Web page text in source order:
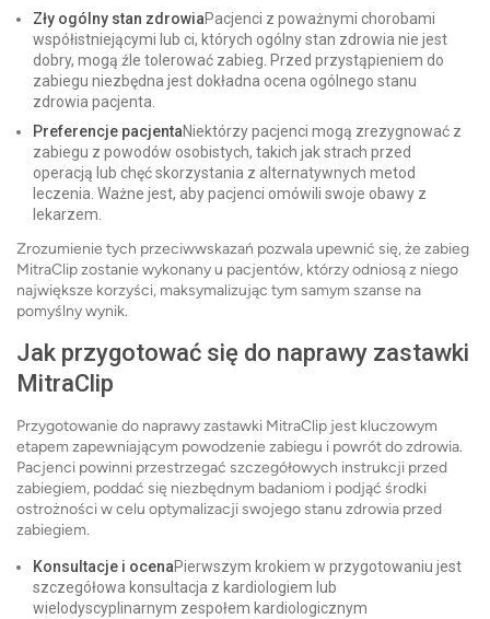
Zły ogólny stan zdrowiaPacjenci z poważnymi chorobami
współistniejącymi lub ci, których ogólny stan zdrowia nie jest
dobry, mogą źle tolerować zabieg. Przed przystąpieniem do
zabiegu niezbędna jest dokładna ocena ogólnego stanu
zdrowia pacjenta.
Preferencje pacjentaNiektórzy pacjenci mogą zrezygnować z
zabiegu z powodów osobistych, takich jak strach przed
operacją lub chęć skorzystania z alternatywnych metod
leczenia. Ważne jest, aby pacjenci omówili swoje obawy z
lekarzem.
Zrozumienie tych przeciwwskazań pozwala upewnić się, że zabieg
MitraClip zostanie wykonany u pacjentów, którzy odniosą z niego
największe korzyści, maksymalizując tym samym szanse na
pomyślny wynik.
Jak przygotować się do naprawy zastawki
MitraClip
Przygotowanie do naprawy zastawki MitraClip jest kluczowym
etapem zapewniającym powodzenie zabiegu i powrót do zdrowia.
Pacjenci powinni przestrzegać szczegółowych instrukcji przed
zabiegiem, poddać się niezbędnym badaniom i podjąć środki
ostrożności w celu optymalizacji swojego stanu zdrowia przed
zabiegiem.
Konsultacje i ocenaPierwszym krokiem w przygotowaniu jest
szczegółowa konsultacja z kardiologiem lub
wielodyscyplinarnym zespołem kardiologicznym